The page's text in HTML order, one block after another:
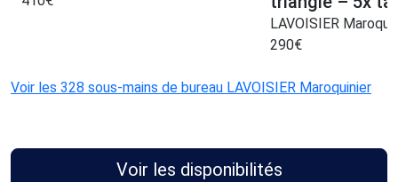
LAVOISIER
290€
Voir les 328 sous-mains de bureau LAVOISIER Maroquinier
Voir les disponibilités